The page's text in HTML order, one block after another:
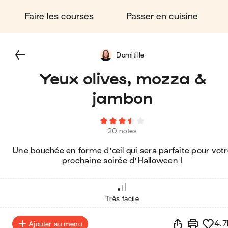
Faire les courses Passer en cuisine
Yeux olives, mozza &
jambon
20 notes
Une bouchée en forme d'œil qui sera parfaite pour
prochaine soirée d'Halloween !
Domitille
Très facile
Ajouter au menu